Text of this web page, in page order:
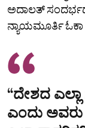
ಅದಾಲತ್
ನ್ಯಾಯಮೂರ್ತಿ ಓಕಾ
“ದೇಶದ
ಎಂದು ಅವರು